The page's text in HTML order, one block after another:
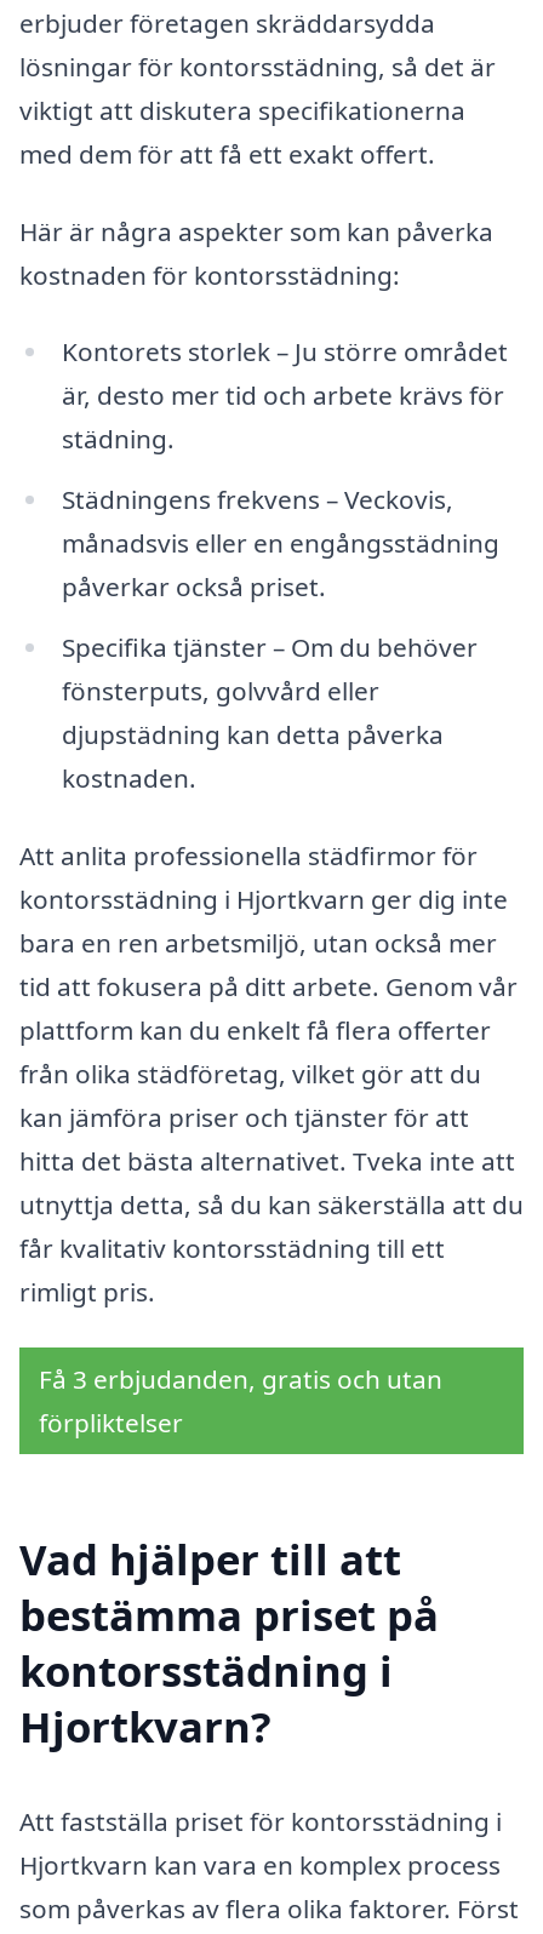
erbjuder företagen skräddarsydda
lösningar för kontorsstädning, så det är
viktigt att diskutera specifikationerna
med dem för att få ett exakt offert.
Här är några aspekter som kan påverka
kostnaden för kontorsstädning:
Kontorets storlek – Ju större området
är, desto mer tid och arbete krävs för
städning.
Städningens frekvens – Veckovis,
månadsvis eller en engångsstädning
påverkar också priset.
Specifika tjänster – Om du behöver
fönsterputs, golvvård eller
djupstädning kan detta påverka
kostnaden.
Att anlita professionella städfirmor för
kontorsstädning i Hjortkvarn ger dig inte
bara en ren arbetsmiljö, utan också mer
tid att fokusera på ditt arbete. Genom vår
plattform kan du enkelt få flera offerter
från olika städföretag, vilket gör att du
kan jämföra priser och tjänster för att
hitta det bästa alternativet. Tveka inte att
utnyttja detta, så du kan säkerställa att du
får kvalitativ kontorsstädning till ett
rimligt pris.
Få 3 erbjudanden, gratis och utan
förpliktelser
Vad hjälper till att
bestämma priset på
kontorsstädning i
Hjortkvarn?
Att fastställa priset för kontorsstädning i
Hjortkvarn kan vara en komplex process
som påverkas av flera olika faktorer. Först